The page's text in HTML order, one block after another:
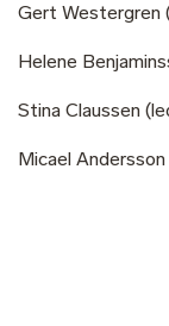
Gert
Helene
Stina Claussen
Micael